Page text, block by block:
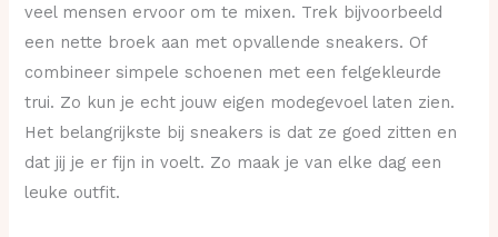
veel mensen ervoor om te mixen. Trek bijvoorbeeld
een nette broek aan met opvallende sneakers. Of
combineer simpele schoenen met een felgekleurde
trui. Zo kun je echt jouw eigen modegevoel laten zien.
Het belangrijkste bij sneakers is dat ze goed zitten en
dat jij je er fijn in voelt. Zo maak je van elke dag een
leuke outfit.